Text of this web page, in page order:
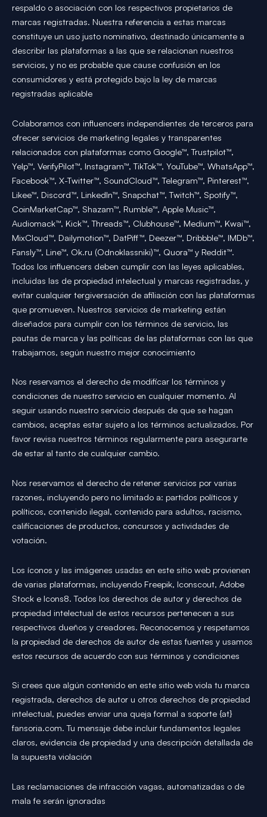
respaldo o asociación con los respectivos propietarios de
marcas registradas. Nuestra referencia a estas marcas
constituye un uso justo nominativo, destinado únicamente a
describir las plataformas a las que se relacionan nuestros
servicios, y no es probable que cause confusión en los
consumidores y está protegido bajo la ley de marcas
registradas aplicable
Colaboramos con influencers independientes de terceros para
ofrecer servicios de marketing legales y transparentes
relacionados con plataformas como Google™, Trustpilot™,
Yelp™, VerifyPilot™, Instagram™, TikTok™, YouTube™, WhatsApp™,
Facebook™, X-Twitter™, SoundCloud™, Telegram™, Pinterest™,
Likee™, Discord™, LinkedIn™, Snapchat™, Twitch™, Spotify™,
CoinMarketCap™, Shazam™, Rumble™, Apple Music™,
Audiomack™, Kick™, Threads™, Clubhouse™, Medium™, Kwai™,
MixCloud™, Dailymotion™, DatPiff™, Deezer™, Dribbble™, IMDb™,
Fansly™, Line™, Ok.ru (Odnoklassniki)™, Quora™ y Reddit™.
Todos los influencers deben cumplir con las leyes aplicables,
incluidas las de propiedad intelectual y marcas registradas, y
evitar cualquier tergiversación de afiliación con las plataformas
que promueven. Nuestros servicios de marketing están
diseñados para cumplir con los términos de servicio, las
pautas de marca y las políticas de las plataformas con las que
trabajamos, según nuestro mejor conocimiento
Nos reservamos el derecho de modificar los términos y
condiciones de nuestro servicio en cualquier momento. Al
seguir usando nuestro servicio después de que se hagan
cambios, aceptas estar sujeto a los términos actualizados. Por
favor revisa nuestros términos regularmente para asegurarte
de estar al tanto de cualquier cambio.
Nos reservamos el derecho de retener servicios por varias
razones, incluyendo pero no limitado a: partidos políticos y
políticos, contenido ilegal, contenido para adultos, racismo,
calificaciones de productos, concursos y actividades de
votación.
Los íconos y las imágenes usadas en este sitio web provienen
de varias plataformas, incluyendo Freepik, Iconscout, Adobe
Stock e Icons8. Todos los derechos de autor y derechos de
propiedad intelectual de estos recursos pertenecen a sus
respectivos dueños y creadores. Reconocemos y respetamos
la propiedad de derechos de autor de estas fuentes y usamos
estos recursos de acuerdo con sus términos y condiciones
Si crees que algún contenido en este sitio web viola tu marca
registrada, derechos de autor u otros derechos de propiedad
intelectual, puedes enviar una queja formal a soporte {at}
fansoria.com. Tu mensaje debe incluir fundamentos legales
claros, evidencia de propiedad y una descripción detallada de
la supuesta violación
Las reclamaciones de infracción vagas, automatizadas o de
mala fe serán ignoradas